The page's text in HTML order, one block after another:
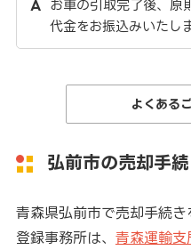
お車の引取完了後、原
代金をお振込みいたしま
よくある
弘前市の売却手
青森県弘前市で売却手続
登録事務所は、 青森運輸支